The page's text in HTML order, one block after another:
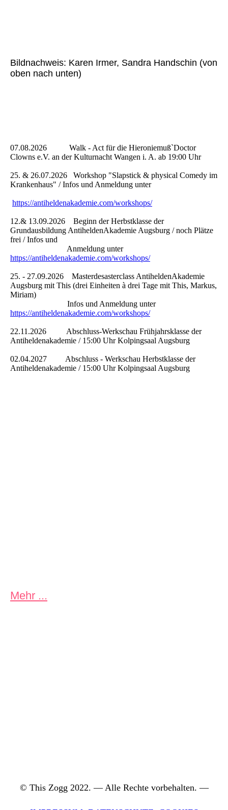
Bildnachweis: Karen Irmer, Sandra Handschin (von
oben nach unten)
07.08.2026 Walk - Act für die Hieroniemuß`Doctor
Clowns e.V. an der Kulturnacht Wangen i. A. ab 19:00 Uhr
25. & 26.07.2026 Workshop "Slapstick & physical Comedy im
Krankenhaus" / Infos und Anmeldung unter
https://antiheldenakademie.com/workshops/
12.& 13.09.2026 Beginn der Herbstklasse der
Grundausbildung AntiheldenAkademie Augsburg / noch Plätze
frei / Infos und
Anmeldung unter
https://antiheldenakademie.com/workshops/
25. - 27.09.2026 Masterdesasterclass AntiheldenAkademie
Augsburg mit This (drei Einheiten à drei Tage mit This, Markus,
Miriam)
Infos und Anmeldung unter
https://antiheldenakademie.com/workshops/
22.11.2026 Abschluss-Werkschau Frühjahrsklasse der
Antiheldenakademie / 15:00 Uhr Kolpingsaal Augsburg
02.04.2027 Abschluss - Werkschau Herbstklasse der
Antiheldenakademie / 15:00 Uhr Kolpingsaal Augsburg
Mehr ...
© This Zogg 2022. — Alle Rechte vorbehalten. —